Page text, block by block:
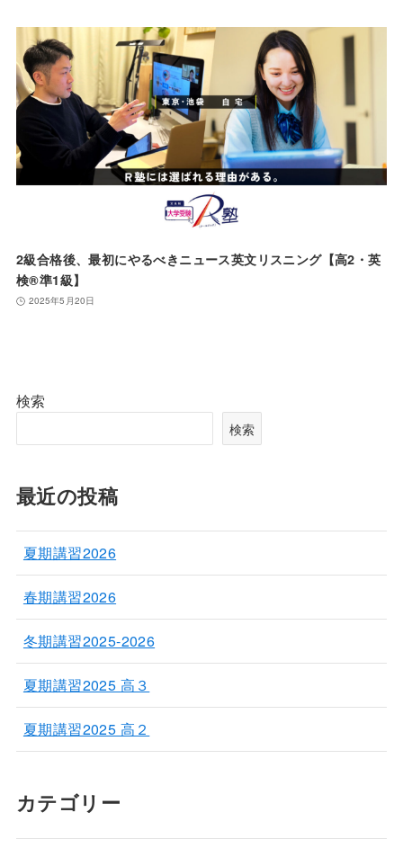
2級合格後、最初にやるべきニュース英文リスニング【高2・英
検®️準1級】
2025年5月20日
検索
検索
最近の投稿
夏期講習2026
春期講習2026
冬期講習2025-2026
夏期講習2025 高３
夏期講習2025 高２
カテゴリー